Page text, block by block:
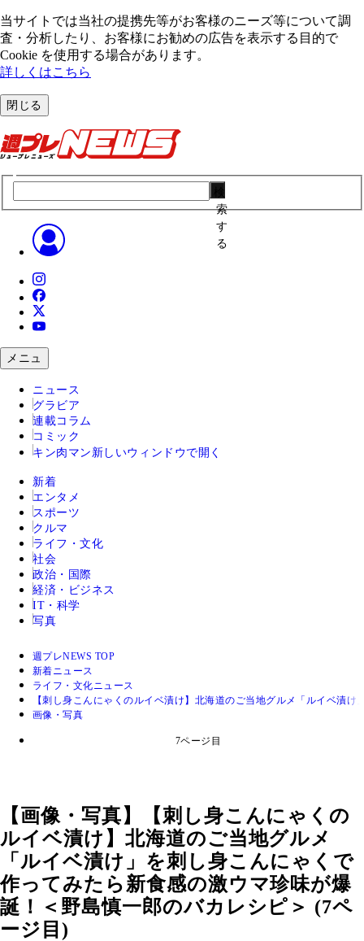
当サイトでは当社の提携先等がお客様のニーズ等について調
査・分析したり、お客様にお勧めの広告を表⽰する⽬的で
Cookie を使⽤する場合があります。
詳しくはこちら
閉じる
索
す
る
メニュ
ニュース
グラビア
連載コラム
コミック
キン肉マン 新しいウィンドウで開く
新着
エンタメ
スポーツ
クルマ
ライフ・文化
社会
政治・国際
経済・ビジネス
IT・科学
写真
週プレNEWS TOP
新着ニュース
ライフ・文化ニュース
【刺し身こんにゃくのルイベ漬け】北海道のご当地グルメ「ルイベ漬
画像・写真
7ページ目
【画像・写真】【刺し身こんにゃくの
ルイベ漬け】北海道のご当地グルメ
「ルイベ漬け」を刺し身こんにゃくで
作ってみたら新食感の激ウマ珍味が爆
誕！＜野島慎一郎のバカレシピ＞ (7ペ
ージ目)